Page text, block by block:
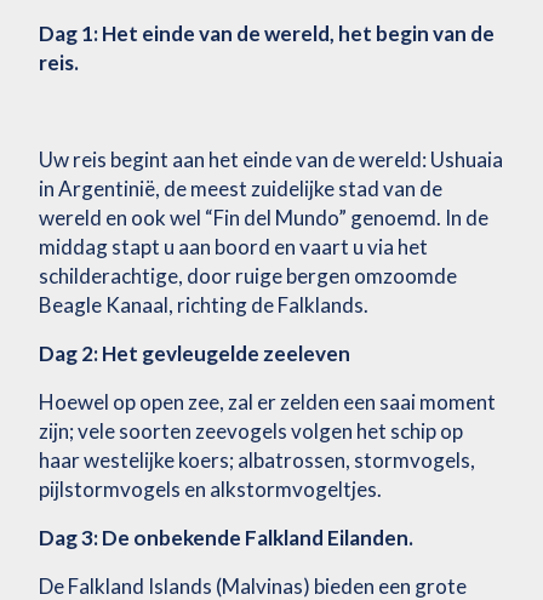
Dag 1: Het einde van de wereld, het begin van de
reis.
Uw reis begint aan het einde van de wereld: Ushuaia
in Argentinië, de meest zuidelijke stad van de
wereld en ook wel “Fin del Mundo” genoemd. In de
middag stapt u aan boord en vaart u via het
schilderachtige, door ruige bergen omzoomde
Beagle Kanaal, richting de Falklands.
Dag 2: Het gevleugelde zeeleven
Hoewel op open zee, zal er zelden een saai moment
zijn; vele soorten zeevogels volgen het schip op
haar westelijke koers; albatrossen, stormvogels,
pijlstormvogels en alkstormvogeltjes.
Dag 3: De onbekende Falkland Eilanden.
De Falkland Islands (Malvinas) bieden een grote